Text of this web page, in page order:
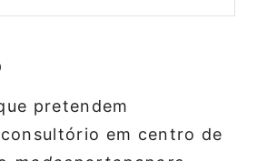
pretendem
em centro de